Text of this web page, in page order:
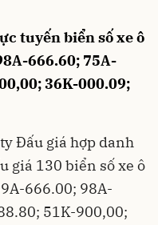
tuyến biển số xe ô
666.60; 75A-
36K-000.09;
Đấu giá hợp danh
giá 130 biển số xe ô
666.00; 98A-
51K-900,00;
Hủy Gửi